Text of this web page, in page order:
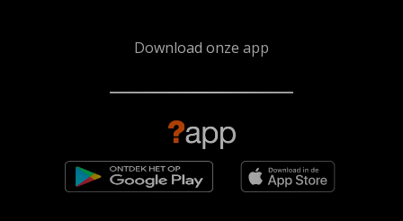
Download onze app